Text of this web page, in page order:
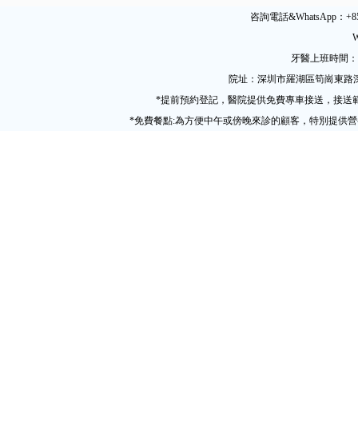
咨詢電話&WhatsApp：
牙醫上班時間
院址：深圳市羅湖區筍崗東
*提前預約登記，醫院提供免費專車接送，接
*免費餐點:為方便中午或傍晚來診的顧客，特別提供